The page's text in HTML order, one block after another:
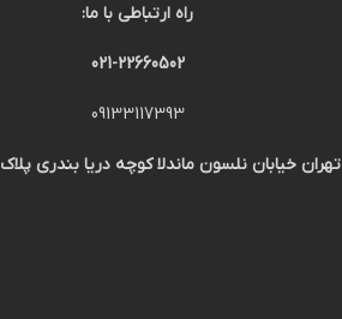
راه ارتباطی با ما:
021-22660502
09133117393
تهران خیابان نلسون ماندلا کوچه دریا بندری پلاک40 برج افرا